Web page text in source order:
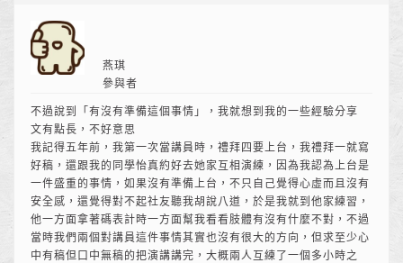
燕琪
參與者
不過說到「有沒有準備這個事情」，我就想到我的一些經驗分享
文有點長，不好意思
我記得五年前，我第一次當講員時，禮拜四要上台，我禮拜一就寫
好稿，還跟我的同學怡真約好去她家互相演練，因為我認為上台是
一件盛重的事情，如果沒有準備上台，不只自己覺得心虛而且沒有
安全感，還覺得對不起社友聽我胡說八道，於是我就到他家練習，
他一方面拿著碼表計時一方面幫我看看肢體有沒有什麼不對，不過
當時我們兩個對講員這件事情其實也沒有很大的方向，但求至少心
中有稿但口中無稿的把演講講完，大概兩人互練了一個多小時之